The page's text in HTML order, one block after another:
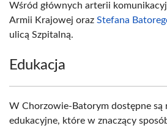
Wśród głównych arterii
Armii Krajowej oraz Stefana
ulicą Szpitalną.
Edukacja
W Chorzowie-Batorym dostępne są
edukacyjne, które w znaczący